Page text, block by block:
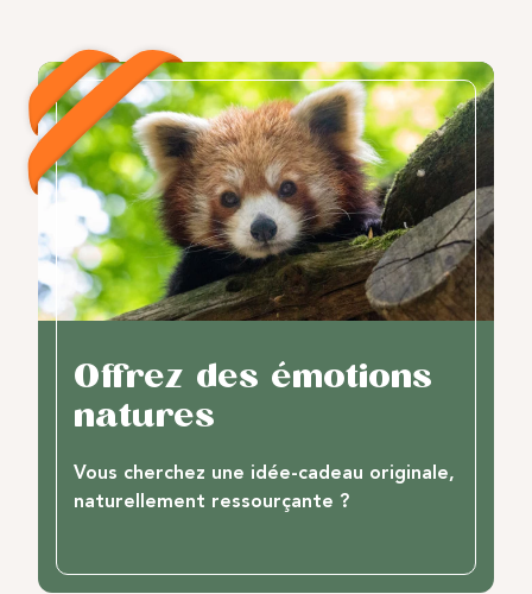
Offrez des émotions
natures
Vous cherchez une idée-cadeau originale,
naturellement ressourçante ?